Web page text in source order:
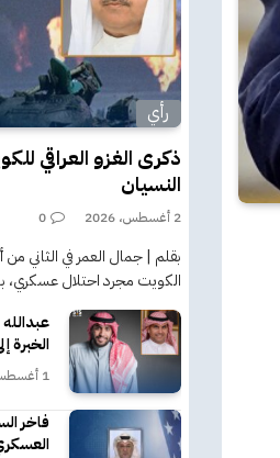
رأي
ذكرى الغزو العراقي
النسيان
2 أغسطس، 2026 0
بقلم | جمال العمر في الثاني
الكويت مجرد احتلال عسكري،
الخبرة
1 أغسطس، 2026
فاخر